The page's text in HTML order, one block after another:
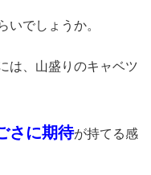
いでしょうか。
は、山盛りのキャベツ
さに期待が持てる感